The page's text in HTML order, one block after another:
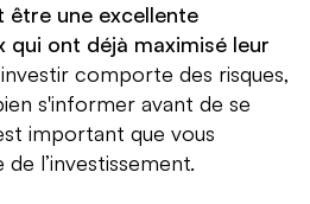
être une excellente
qui ont déjà maximisé leur
comporte des risques,
s'informer avant de se
important que vous
l’investissement.